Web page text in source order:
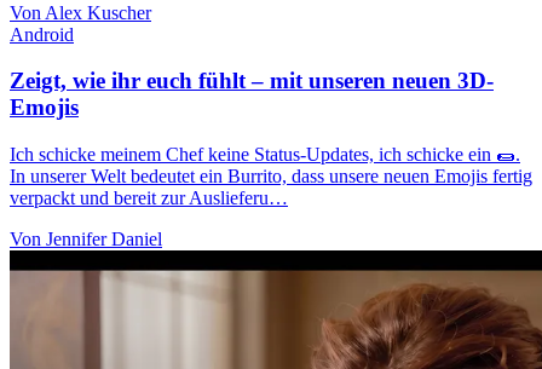
Von Alex Kuscher
Android
Zeigt, wie ihr euch fühlt – mit unseren neuen 3D-
Emojis
Ich schicke meinem Chef keine Status-Updates, ich schicke ein 🌯.
In unserer Welt bedeutet ein Burrito, dass unsere neuen Emojis fertig
verpackt und bereit zur Auslieferu…
Von Jennifer Daniel